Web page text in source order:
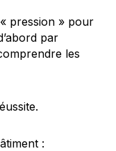
pression » pour
par
les
: